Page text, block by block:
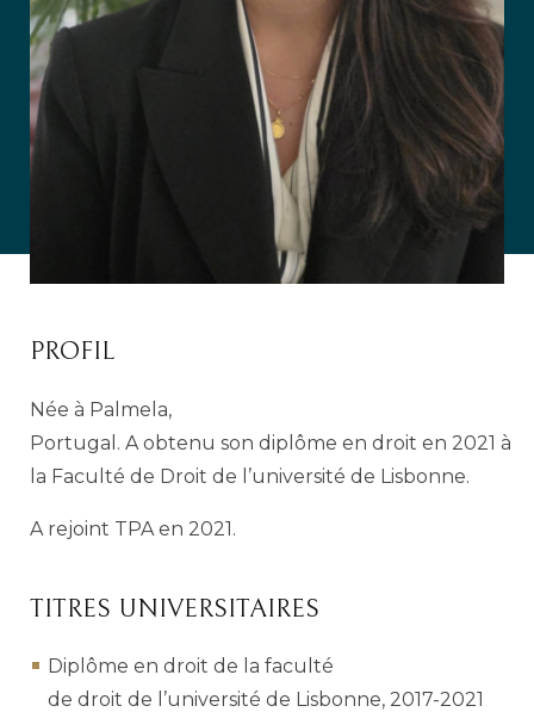
PROFIL
Née à Palmela,
Portugal. A obtenu son diplôme en droit en 2021 à
la Faculté de Droit de l’université de Lisbonne.
A rejoint TPA en 2021.
TITRES UNIVERSITAIRES
Diplôme en droit de la faculté
de droit de l’université de Lisbonne, 2017-2021